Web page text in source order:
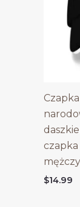
$14.99